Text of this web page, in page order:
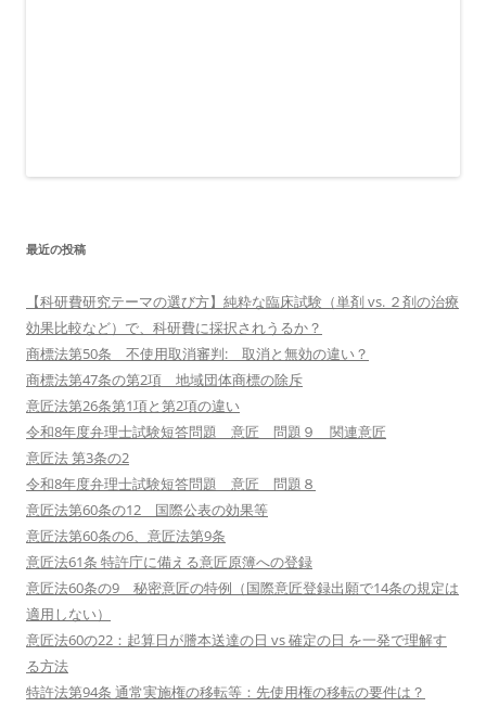
最近の投稿
【科研費研究テーマの選び方】純粋な臨床試験（単剤 vs. ２剤の治療
効果比較など）で、科研費に採択されうるか？
商標法第50条 不使用取消審判: 取消と無効の違い？
商標法第47条の第2項 地域団体商標の除斥
意匠法第26条第1項と第2項の違い
令和8年度弁理士試験短答問題 意匠 問題９ 関連意匠
意匠法 第3条の2
令和8年度弁理士試験短答問題 意匠 問題８
意匠法第60条の12 国際公表の効果等
意匠法第60条の6、意匠法第9条
意匠法61条 特許庁に備える意匠原簿への登録
意匠法60条の9 秘密意匠の特例（国際意匠登録出願で14条の規定は
適用しない）
意匠法60の22：起算日が謄本送達の日 vs 確定の日 を一発で理解す
る方法
特許法第94条 通常実施権の移転等：先使用権の移転の要件は？